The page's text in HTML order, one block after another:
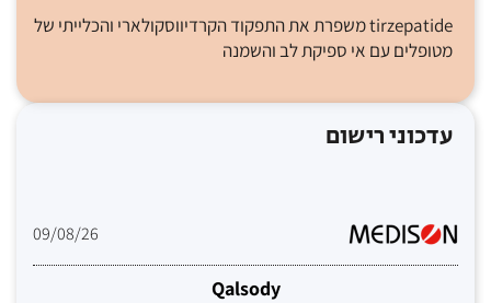
tirzepatide משפרת את התפקוד הקרדיווסקולארי והכלייתי של
מטופלים עם אי ספיקת לב והשמנה
עדכוני רישום
09/08/26
Qalsody